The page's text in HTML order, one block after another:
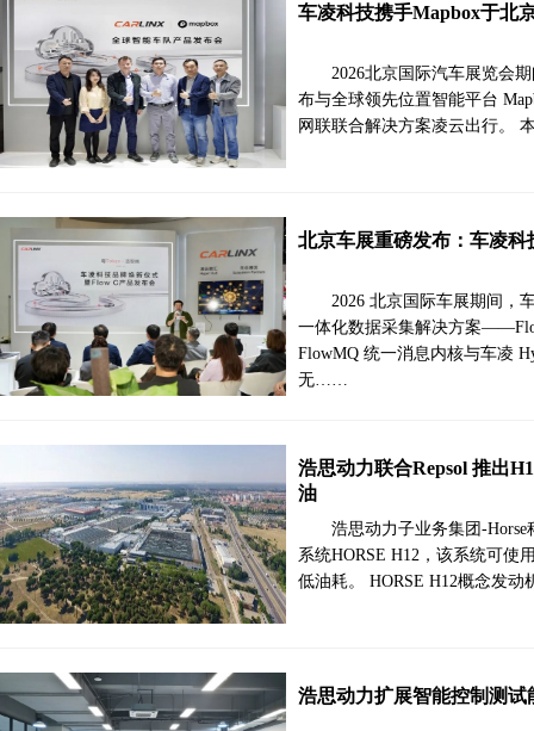
车凌科技携手Mapbox于北
2026北京国际汽车展览会
布与全球领先位置智能平台
网联联合解决方案凌云出行。
北京车展重磅发布：车凌
2026 北京国际车展期间，
一体化数据采集解决方案
FlowMQ 统一消息内核与车凌
无……
浩思动力联合Repsol 推出
油
浩思动力子业务集团-
系统HORSE H12，该系统可使
低油耗。 HORSE H12概念发
浩思动力扩展智能控制测